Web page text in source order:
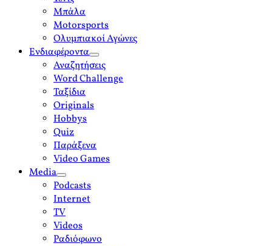
Μπάλα
Motorsports
Ολυμπιακοί Αγώνες
Ενδιαφέροντα
open
menu
Αναζητήσεις
Word Challenge
Ταξίδια
Originals
Hobbys
Quiz
Παράξενα
Video Games
Media
open
menu
Podcasts
Internet
TV
Videos
Ραδιόφωνο